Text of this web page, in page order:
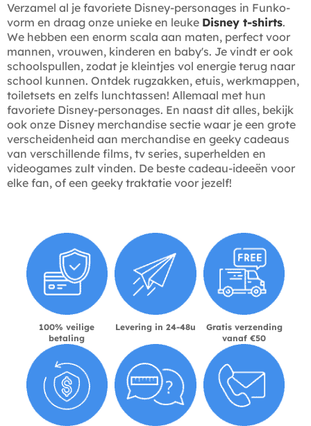
Verzamel al je favoriete Disney-personages in Funko-
vorm en draag onze unieke en leuke Disney t-shirts.
We hebben een enorm scala aan maten, perfect voor
mannen, vrouwen, kinderen en baby's. Je vindt er ook
schoolspullen, zodat je kleintjes vol energie terug naar
school kunnen. Ontdek rugzakken, etuis, werkmappen,
toiletsets en zelfs lunchtassen! Allemaal met hun
favoriete Disney-personages. En naast dit alles, bekijk
ook onze Disney merchandise sectie waar je een grote
verscheidenheid aan merchandise en geeky cadeaus
van verschillende films, tv series, superhelden en
videogames zult vinden. De beste cadeau-ideeën voor
elke fan, of een geeky traktatie voor jezelf!
100% veilige
betaling
Levering in 24-48u
Gratis verzending
vanaf €50